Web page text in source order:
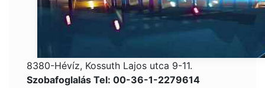
8380-Hévíz, Kossuth Lajos utca 9-11.
Szobafoglalás Tel: 00-36-1-2279614